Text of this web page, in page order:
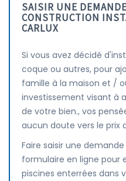
SAISIR UNE
CONSTRUCTION
CARLUX
Si vous avez décidé
coque ou autres, pour
famille à la maison et /
investissement visant à
de votre bien., vos
aucun doute vers le prix
Faire saisir une
formulaire en ligne pour
piscines enterrées dans